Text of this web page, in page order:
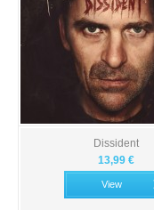
Dissident
13,99 €
View